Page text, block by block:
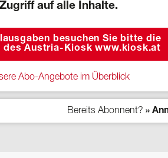
Zugriff auf alle Inhalte.
besuchen Sie bitte die
des Austria-Kiosk www.kiosk.at
Abo-Angebote im Überblick
Bereits Abonnent? »